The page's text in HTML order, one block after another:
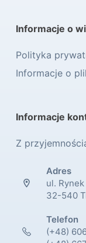
Informacje o
Polityka
Informacje o
Informacje
Z
Adres
ul.
32-540
Telefon
(+48)